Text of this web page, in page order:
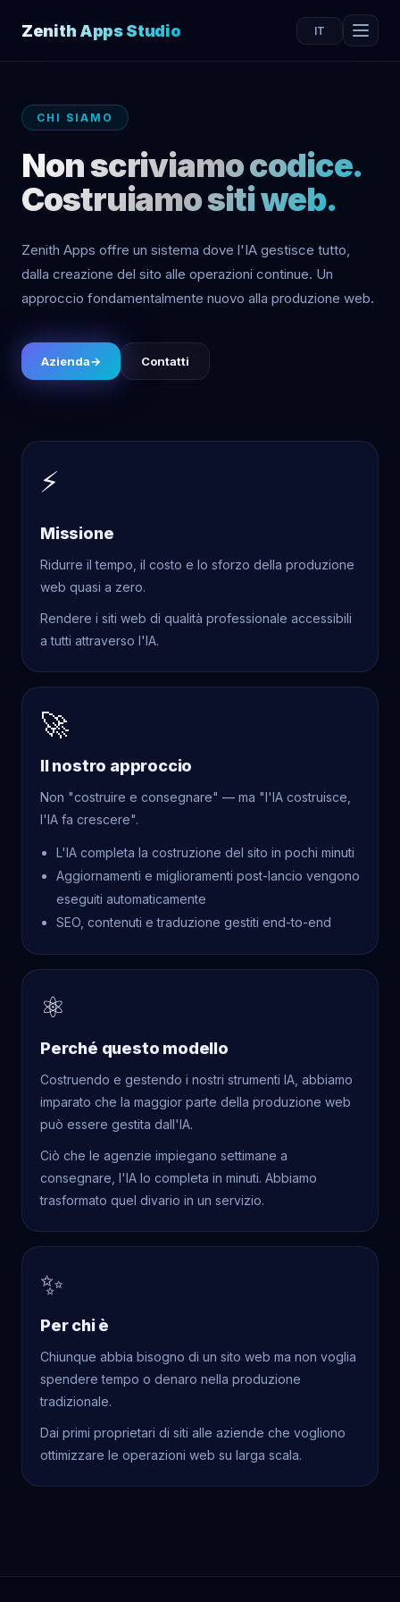
Zenith Apps Studio IT
CHI SIAMO
Non scriviamo codice.
Costruiamo siti web.
Zenith Apps offre un sistema dove l'IA gestisce tutto,
dalla creazione del sito alle operazioni continue. Un
approccio fondamentalmente nuovo alla produzione web.
Azienda→ Contatti
⚡
Missione
Ridurre il tempo, il costo e lo sforzo della produzione
web quasi a zero.
Rendere i siti web di qualità professionale accessibili
a tutti attraverso l'IA.
🚀
Il nostro approccio
Non "costruire e consegnare" — ma "l'IA costruisce,
l'IA fa crescere".
L'IA completa la costruzione del sito in pochi minuti
Aggiornamenti e miglioramenti post-lancio vengono
eseguiti automaticamente
SEO, contenuti e traduzione gestiti end-to-end
⚛
Perché questo modello
Costruendo e gestendo i nostri strumenti IA, abbiamo
imparato che la maggior parte della produzione web
può essere gestita dall'IA.
Ciò che le agenzie impiegano settimane a
consegnare, l'IA lo completa in minuti. Abbiamo
trasformato quel divario in un servizio.
✨
Per chi è
Chiunque abbia bisogno di un sito web ma non voglia
spendere tempo o denaro nella produzione
tradizionale.
Dai primi proprietari di siti alle aziende che vogliono
ottimizzare le operazioni web su larga scala.